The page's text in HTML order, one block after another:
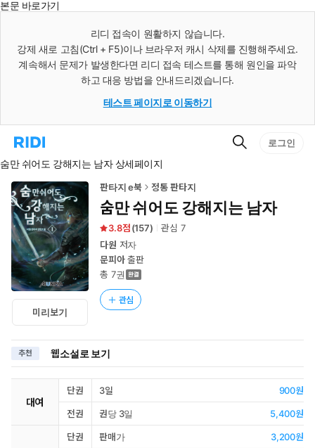
본문 바로가기
리디 접속이 원활하지 않습니다.
강제 새로 고침(Ctrl + F5)이나 브라우저 캐시 삭제를 진행해주세요.
계속해서 문제가 발생한다면 리디 접속 테스트를 통해 원인을 파악
하고 대응 방법을 안내드리겠습니다.
테스트 페이지로 이동하기
리
홈
로
이
동
검
로그인
숨만 쉬어도 강해지는 남자 상세페이지
미리보기
판타지 e북 정통 판타지
숨만 쉬어도 강해지는 남자
3.8 (157) 관심 7
다원 저자
문피아출판
총 7권
관심
추천 웹소설로 보기
대여
단권 3일 900원
전권 권당 3일 5,400원
단권 판매가 3,200원